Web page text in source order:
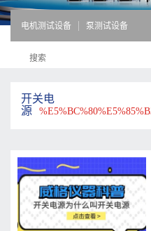
电机测试设备 泵测试设备
开关电
源